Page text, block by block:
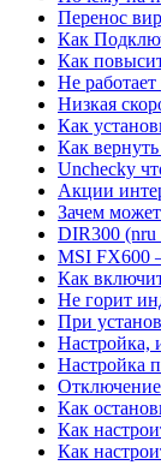
Перенос
Как
Как
Не работает
Низкая
Как
Как
Unchecky
Акции
Зачем
DIR300 (nru
MSI FX600
Как
Не горит
При
Настройка,
Настройка
Как
Как
Как